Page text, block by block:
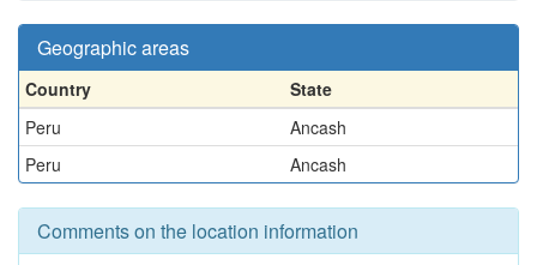
Geographic areas
Country
State
Peru
Ancash
Peru
Ancash
Comments on the location information